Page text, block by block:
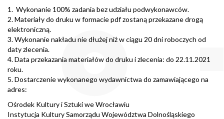
1. Wykonanie 100% zadania bez udziału podwykonawców.
2. Materiały do druku w formacie pdf zostaną przekazane drogą
elektroniczną.
3. Wykonanie nakładu nie dłużej niż w ciągu 20 dni roboczych od
daty zlecenia.
4. Data przekazania materiałów do druku i zlecenia: do 22.11.2021
roku.
5. Dostarczenie wykonanego wydawnictwa do zamawiającego na
adres:
Ośrodek Kultury i Sztuki we Wrocławiu
Instytucja Kultury Samorządu Województwa Dolnośląskiego